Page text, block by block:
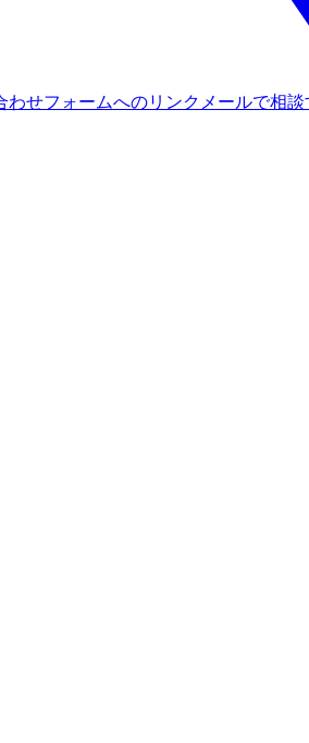
わせフォームへのリンク メールで相